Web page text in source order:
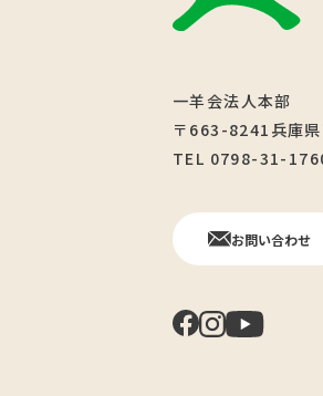
一羊会法人本部
〒663-8241兵庫
TEL 0798-31-
お問い合わせ